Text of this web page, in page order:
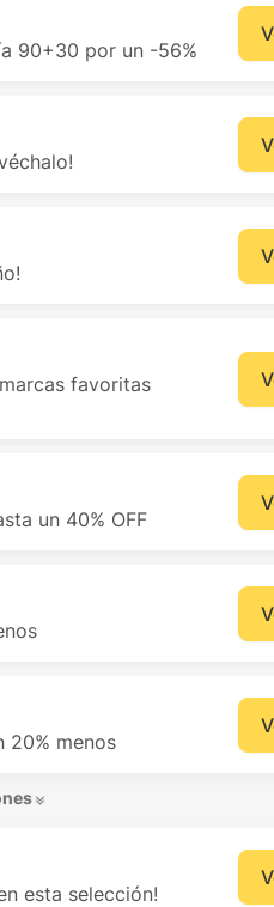
90+30 por un -56%
favoritas
un 40% OFF
20% menos
esta selección!